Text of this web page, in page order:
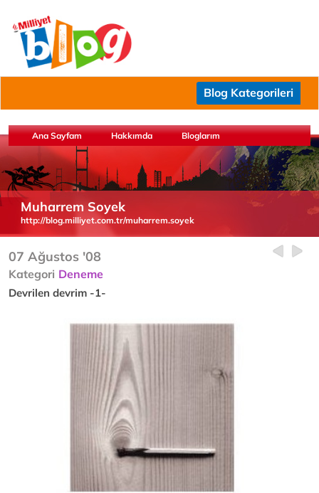
Blog Kategorileri
Ana Sayfam Hakkımda Bloglarım
Muharrem Soyek
http://blog.milliyet.com.tr/muharrem.soyek
07 Ağustos '08
Kategori Deneme
Devrilen devrim -1-